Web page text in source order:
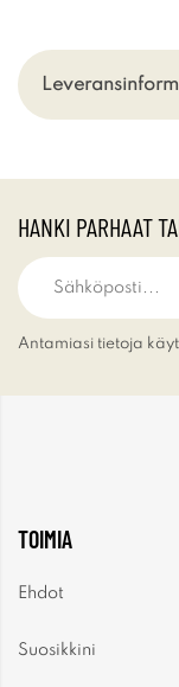
HANKI PARHAAT
Antamiasi tietoja
TOIMIA
Ehdot
Suosikkini